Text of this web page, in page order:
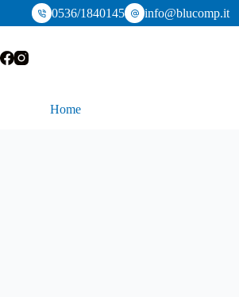
0536/1840145 info@blucomp.it
Home